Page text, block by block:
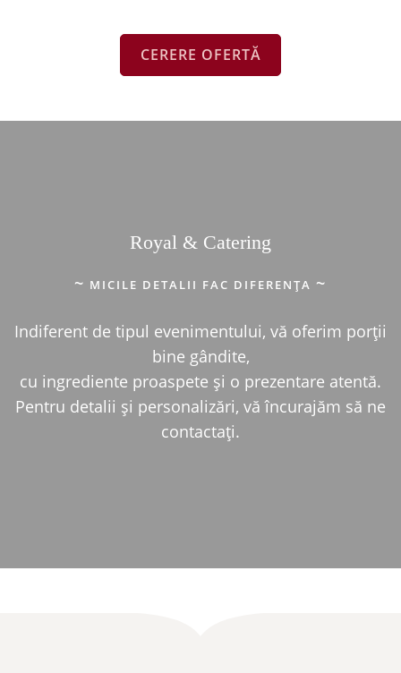
CERERE OFERTĂ
Royal & Catering
MICILE DETALII FAC DIFERENȚA
Indiferent de tipul evenimentului, vă oferim porții
bine gândite,
cu ingrediente proaspete și o prezentare atentă.
Pentru detalii și personalizări, vă încurajăm să ne
contactați.